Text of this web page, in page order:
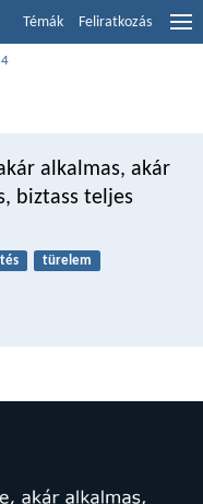
Témák Feliratkozás
4
alkalmas, akár
biztass teljes
türelem